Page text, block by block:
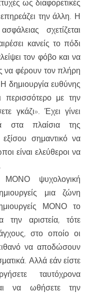
ως διαφορετικές
την άλλη. Η
σχετίζεται
κανείς το πόδι
τον φόβο και να
να φέρουν τον πλήρη
δημιουργία ευθύνης
περισσότερο με την
γκάζι». Έχει γίνει
στα πλαίσια της
εξίσου σημαντικό να
είναι ελεύθεροι να
ΜΟΝΟ ψυχολογική
μια ζώνη
ΜΟΝΟ το
την αριστεία, τότε
στο οποίο οι
να αποδώσουν
Αλλά εάν είστε
ταυτόχρονα
να ωθήσετε την